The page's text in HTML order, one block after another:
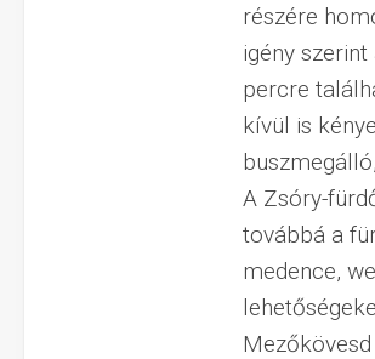
részére
igény
percre
kívül is
A Zsóry-
továbbá a
medence,